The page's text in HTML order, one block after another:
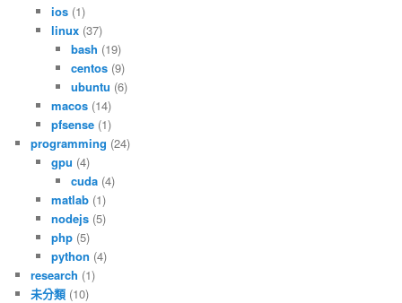
ios(1)
linux(37)
bash (19)
centos (9)
ubuntu (6)
macos(14)
pfsense(1)
programming (24)
gpu (4)
cuda (4)
matlab(1)
nodejs(5)
php(5)
python (4)
research (1)
未分類 (10)